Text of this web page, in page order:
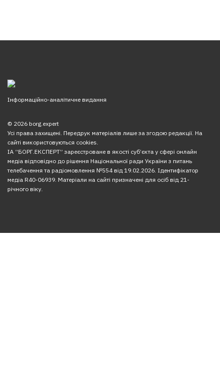
Інформаційно-аналітичне видання
© 2026 borg.expert
Усі права захищені. Передрук матеріалів лише за згодою редакції. На
сайті використовуються cookies.
ІА “БОРГ.ЕКСПЕРТ” зареєстроване в якості суб’єкта у сфері онлайн
медіа відповідно до рішення Національної ради України з питань
телебачення та радіомовлення №554 від 19.02.2026. Ідентифікатор
медіа R40-06939. Матеріали на сайті призначені для осіб від 21-
річного віку.